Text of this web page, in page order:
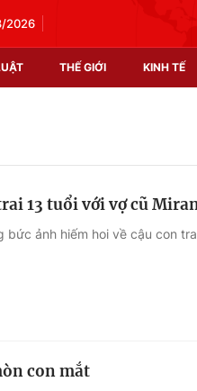
2026
THẾ GIỚI KINH TẾ
13 tuổi với vợ cũ
bức ảnh hiếm hoi về cậu con
con mắt